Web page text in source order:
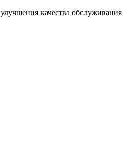
качества обслуживания